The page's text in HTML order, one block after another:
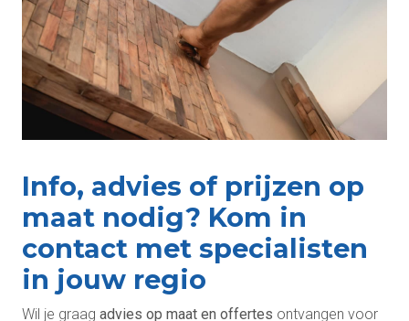
Info, advies of prijzen op
maat nodig? Kom in
contact met specialisten
in jouw regio
Wil je graag advies op maat en offertes ontvangen voor